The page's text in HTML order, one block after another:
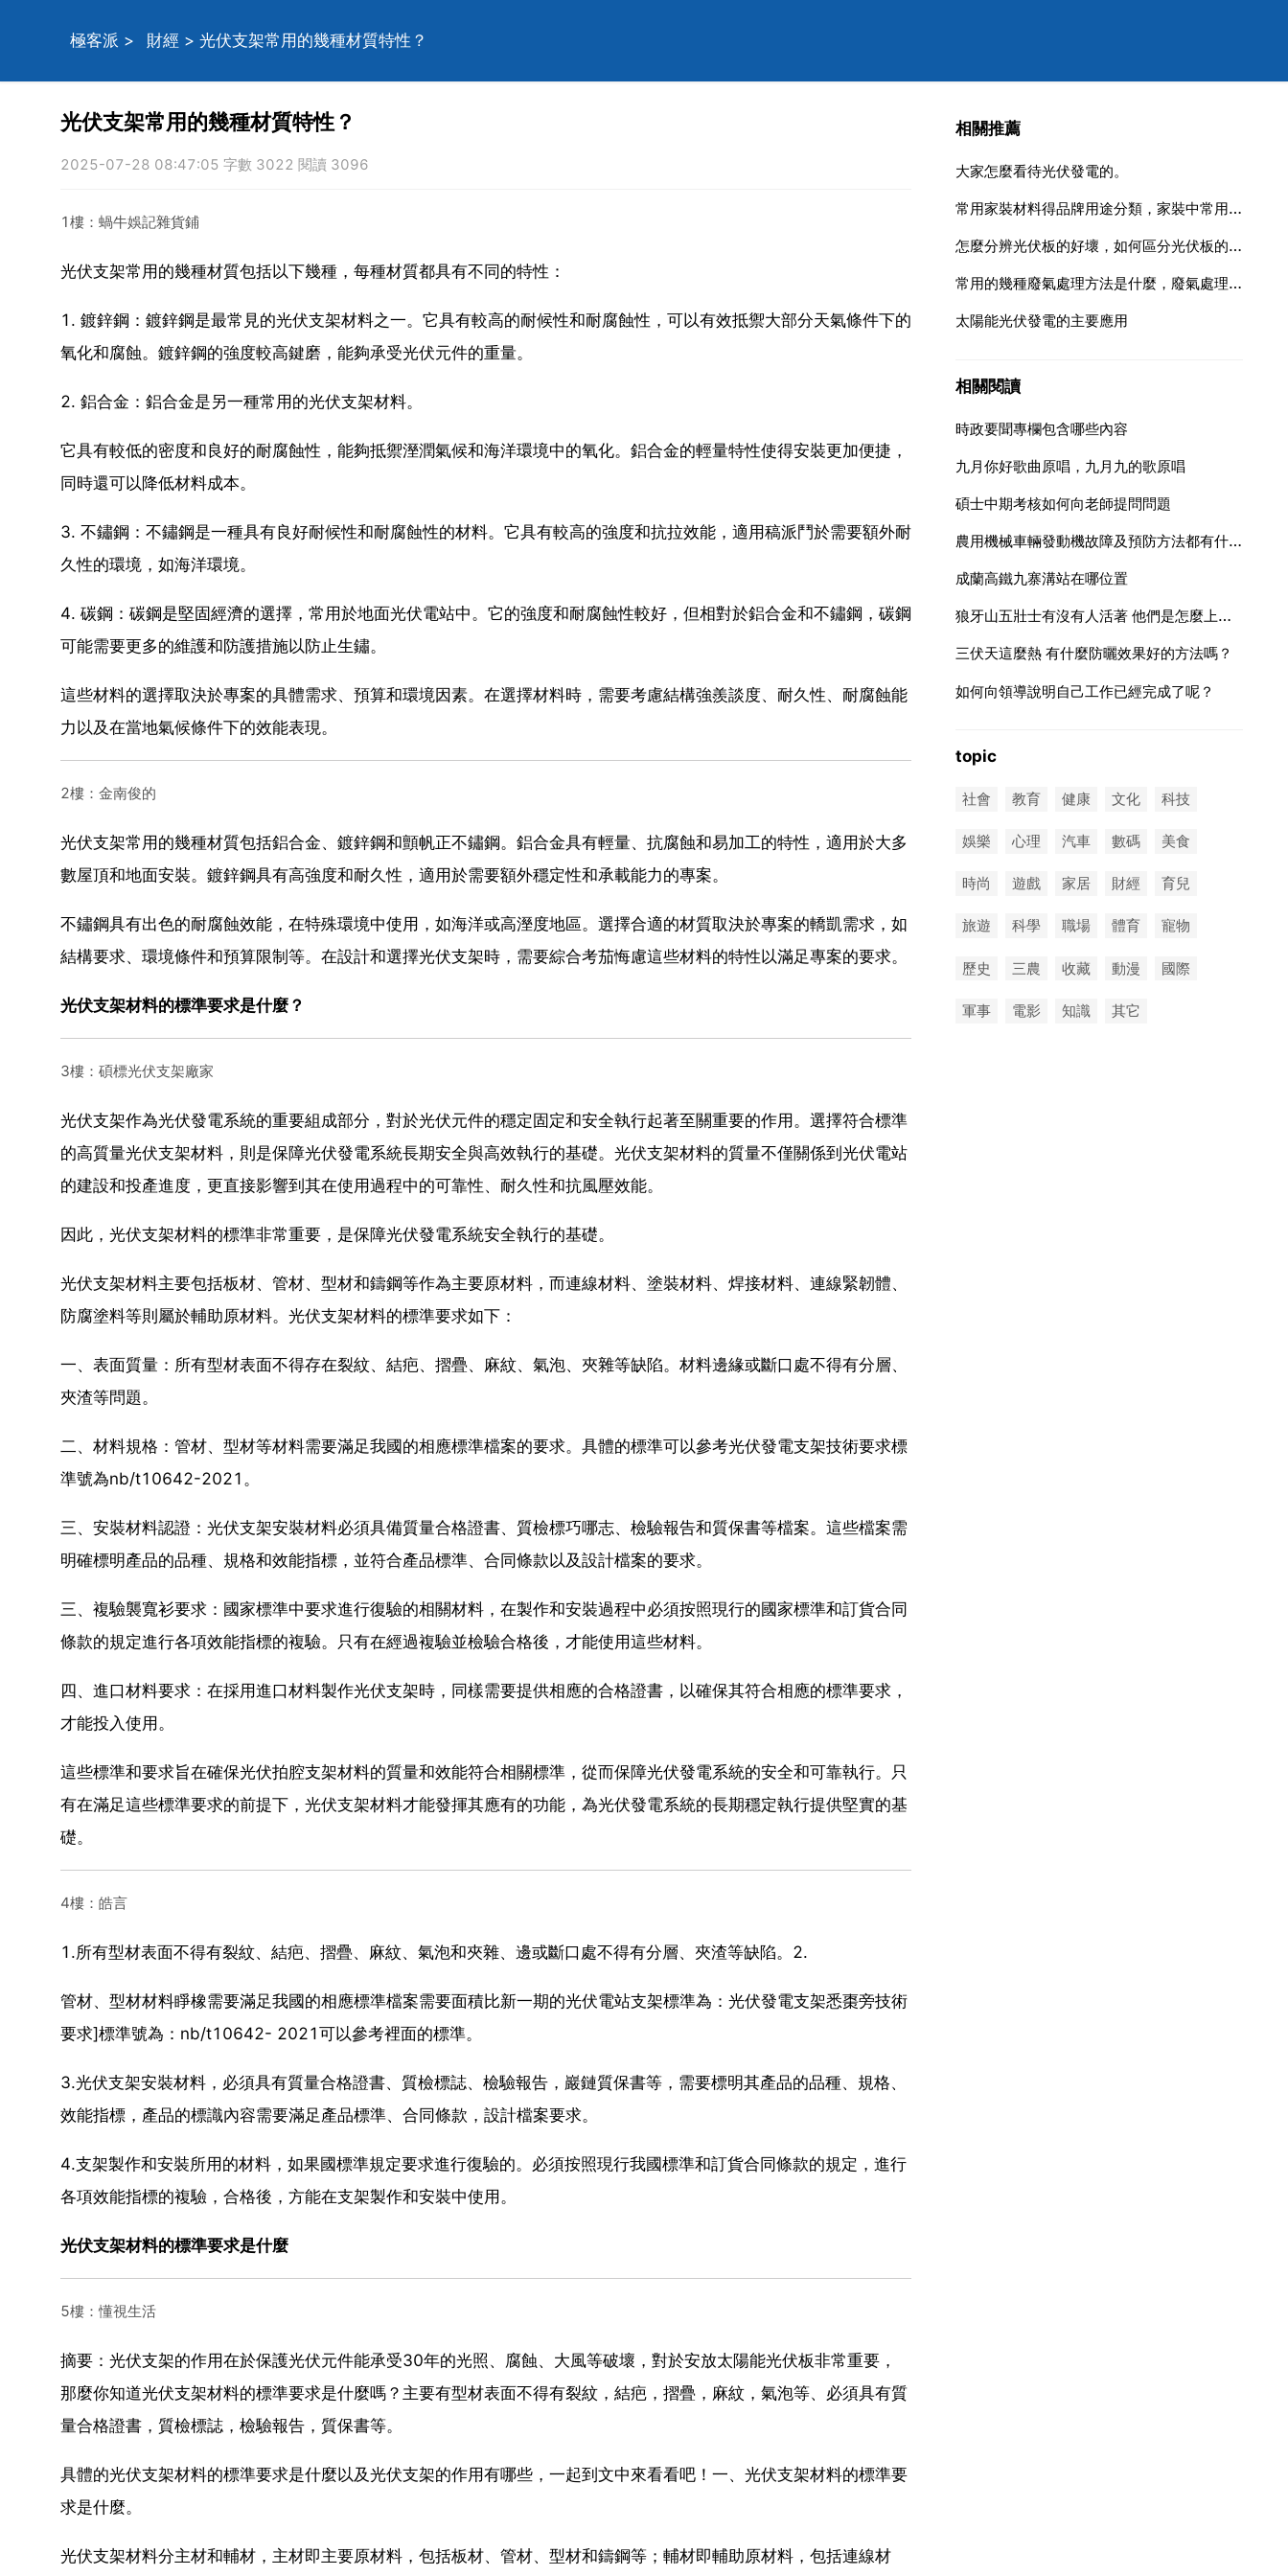
極客派 > 財經 > 光伏支架常用的幾種材質特性？
光伏支架常用的幾種材質特性？
2025-07-28 08:47:05 字數 3022 閱讀 3096
1樓：蝸牛娛記雜貨鋪
光伏支架常用的幾種材質包括以下幾種，每種材質都具有不同的特性：
1. 鍍鋅鋼：鍍鋅鋼是最常見的光伏支架材料之一。它具有較高的耐候性和耐腐蝕性，可以有效抵禦大部分天氣條件下的
氧化和腐蝕。鍍鋅鋼的強度較高鍵磨，能夠承受光伏元件的重量。
2. 鋁合金：鋁合金是另一種常用的光伏支架材料。
它具有較低的密度和良好的耐腐蝕性，能夠抵禦溼潤氣候和海洋環境中的氧化。鋁合金的輕量特性使得安裝更加便捷，
同時還可以降低材料成本。
3. 不鏽鋼：不鏽鋼是一種具有良好耐候性和耐腐蝕性的材料。它具有較高的強度和抗拉效能，適用稿派鬥於需要額外耐
久性的環境，如海洋環境。
4. 碳鋼：碳鋼是堅固經濟的選擇，常用於地面光伏電站中。它的強度和耐腐蝕性較好，但相對於鋁合金和不鏽鋼，碳鋼
可能需要更多的維護和防護措施以防止生鏽。
這些材料的選擇取決於專案的具體需求、預算和環境因素。在選擇材料時，需要考慮結構強羨談度、耐久性、耐腐蝕能
力以及在當地氣候條件下的效能表現。
2樓：金南俊的
光伏支架常用的幾種材質包括鋁合金、鍍鋅鋼和顫帆正不鏽鋼。鋁合金具有輕量、抗腐蝕和易加工的特性，適用於大多
數屋頂和地面安裝。鍍鋅鋼具有高強度和耐久性，適用於需要額外穩定性和承載能力的專案。
不鏽鋼具有出色的耐腐蝕效能，在特殊環境中使用，如海洋或高溼度地區。選擇合適的材質取決於專案的轎凱需求，如
結構要求、環境條件和預算限制等。在設計和選擇光伏支架時，需要綜合考茄悔慮這些材料的特性以滿足專案的要求。
光伏支架材料的標準要求是什麼？
3樓：碩標光伏支架廠家
光伏支架作為光伏發電系統的重要組成部分，對於光伏元件的穩定固定和安全執行起著至關重要的作用。選擇符合標準
的高質量光伏支架材料，則是保障光伏發電系統長期安全與高效執行的基礎。光伏支架材料的質量不僅關係到光伏電站
的建設和投產進度，更直接影響到其在使用過程中的可靠性、耐久性和抗風壓效能。
因此，光伏支架材料的標準非常重要，是保障光伏發電系統安全執行的基礎。
光伏支架材料主要包括板材、管材、型材和鑄鋼等作為主要原材料，而連線材料、塗裝材料、焊接材料、連線緊韌體、
防腐塗料等則屬於輔助原材料。光伏支架材料的標準要求如下：
一、表面質量：所有型材表面不得存在裂紋、結疤、摺疊、麻紋、氣泡、夾雜等缺陷。材料邊緣或斷口處不得有分層、
夾渣等問題。
二、材料規格：管材、型材等材料需要滿足我國的相應標準檔案的要求。具體的標準可以參考光伏發電支架技術要求標
準號為nb/t10642-2021。
三、安裝材料認證：光伏支架安裝材料必須具備質量合格證書、質檢標巧哪志、檢驗報告和質保書等檔案。這些檔案需
明確標明產品的品種、規格和效能指標，並符合產品標準、合同條款以及設計檔案的要求。
三、複驗襲寬衫要求：國家標準中要求進行復驗的相關材料，在製作和安裝過程中必須按照現行的國家標準和訂貨合同
條款的規定進行各項效能指標的複驗。只有在經過複驗並檢驗合格後，才能使用這些材料。
四、進口材料要求：在採用進口材料製作光伏支架時，同樣需要提供相應的合格證書，以確保其符合相應的標準要求，
才能投入使用。
這些標準和要求旨在確保光伏拍腔支架材料的質量和效能符合相關標準，從而保障光伏發電系統的安全和可靠執行。只
有在滿足這些標準要求的前提下，光伏支架材料才能發揮其應有的功能，為光伏發電系統的長期穩定執行提供堅實的基
礎。
4樓：皓言
1.所有型材表面不得有裂紋、結疤、摺疊、麻紋、氣泡和夾雜、邊或斷口處不得有分層、夾渣等缺陷。2.
管材、型材材料睜橡需要滿足我國的相應標準檔案需要面積比新一期的光伏電站支架標準為：光伏發電支架悉棗旁技術
要求]標準號為：nb/t10642- 2021可以參考裡面的標準。
3.光伏支架安裝材料，必須具有質量合格證書、質檢標誌、檢驗報告，巖鏈質保書等，需要標明其產品的品種、規格、
效能指標，產品的標識內容需要滿足產品標準、合同條款，設計檔案要求。
4.支架製作和安裝所用的材料，如果國標準規定要求進行復驗的。必須按照現行我國標準和訂貨合同條款的規定，進行
各項效能指標的複驗，合格後，方能在支架製作和安裝中使用。
光伏支架材料的標準要求是什麼
5樓：懂視生活
摘要：光伏支架的作用在於保護光伏元件能承受30年的光照、腐蝕、大風等破壞，對於安放太陽能光伏板非常重要，
那麼你知道光伏支架材料的標準要求是什麼嗎？主要有型材表面不得有裂紋，結疤，摺疊，麻紋，氣泡等、必須具有質
量合格證書，質檢標誌，檢驗報告，質保書等。
具體的光伏支架材料的標準要求是什麼以及光伏支架的作用有哪些，一起到文中來看看吧！一、光伏支架材料的標準要
求是什麼。
光伏支架材料分主材和輔材，主材即主要原材料，包括板材、管材、型材和鑄鋼等；輔材即輔助原材料，包括連線材
相關推薦
大家怎麼看待光伏發電的。
常用家裝材料得品牌用途分類，家裝中常用的材料分類說明用途
怎麼分辨光伏板的好壞，如何區分光伏板的好壞
常用的幾種廢氣處理方法是什麼，廢氣處理常用的方法有哪些？
太陽能光伏發電的主要應用
相關閱讀
時政要聞專欄包含哪些內容
九月你好歌曲原唱，九月九的歌原唱
碩士中期考核如何向老師提問問題
農用機械車輛發動機故障及預防方法都有什麼呢？
成蘭高鐵九寨溝站在哪位置
狼牙山五壯士有沒有人活著 他們是怎麼上懸崖的 5
三伏天這麼熱 有什麼防曬效果好的方法嗎？
如何向領導說明自己工作已經完成了呢？
topic
社會 教育 健康 文化 科技
娛樂 心理 汽車 數碼 美食
時尚 遊戲 家居 財經 育兒
旅遊 科學 職場 體育 寵物
歷史 三農 收藏 動漫 國際
軍事 電影 知識 其它